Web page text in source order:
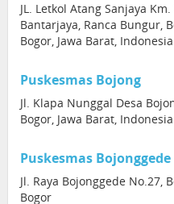
JL. Letkol Atang Sanjaya
Bantarjaya, Ranca Bungur,
Bogor, Jawa Barat,
Puskesmas Bojong
Jl. Klapa Nunggal Desa
Bogor, Jawa Barat,
Puskesmas Bojonggede
Jl. Raya Bojonggede No.27,
Bogor